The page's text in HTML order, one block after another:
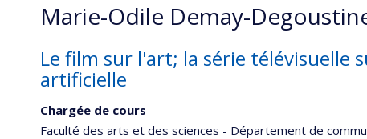
Marie-Odile Demay-
Le film sur l'art; la série télévisuelle
artificielle
Chargée de cours
Faculté des arts et des sciences - Département de